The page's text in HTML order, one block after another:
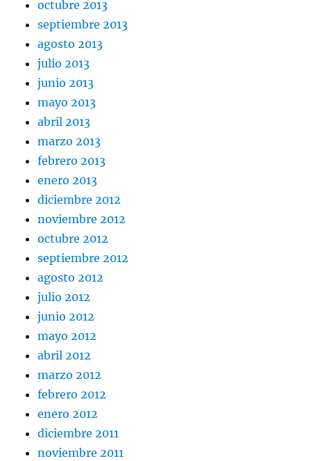
octubre 2013
septiembre 2013
agosto 2013
julio 2013
junio 2013
mayo 2013
abril 2013
marzo 2013
febrero 2013
enero 2013
diciembre 2012
noviembre 2012
octubre 2012
septiembre 2012
agosto 2012
julio 2012
junio 2012
mayo 2012
abril 2012
marzo 2012
febrero 2012
enero 2012
diciembre 2011
noviembre 2011